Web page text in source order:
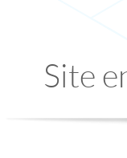
Site